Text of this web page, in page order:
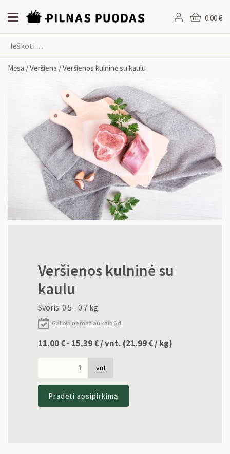
0.00 €
Mėsa /Veršiena / Veršienos kulninė su kaulu
Veršienos kulninė su
kaulu
Svoris: 0.5 - 0.7 kg
Galioja ne mažiau kaip 6 d.
11.00 € - 15.39 € / vnt. (21.99€/ kg)
vnt
Pradėti apsipirkimą